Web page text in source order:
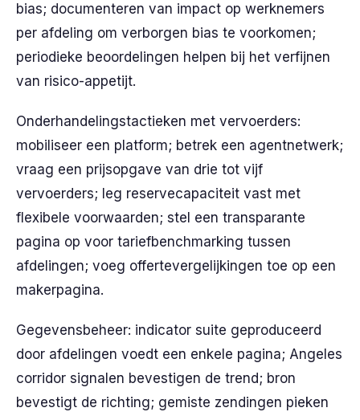
bias; documenteren van impact op werknemers
per afdeling om verborgen bias te voorkomen;
periodieke beoordelingen helpen bij het verfijnen
van risico-appetijt.
Onderhandelingstactieken met vervoerders:
mobiliseer een platform; betrek een agentnetwerk;
vraag een prijsopgave van drie tot vijf
vervoerders; leg reservecapaciteit vast met
flexibele voorwaarden; stel een transparante
pagina op voor tariefbenchmarking tussen
afdelingen; voeg offertevergelijkingen toe op een
makerpagina.
Gegevensbeheer: indicator suite geproduceerd
door afdelingen voedt een enkele pagina; Angeles
corridor signalen bevestigen de trend; bron
bevestigt de richting; gemiste zendingen pieken